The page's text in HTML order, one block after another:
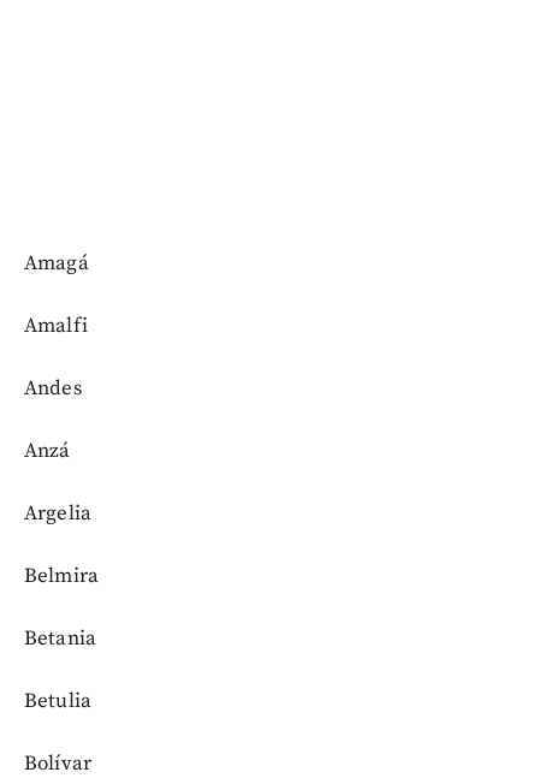
Amagá
Amalfi
Andes
Anzá
Argelia
Belmira
Betania
Betulia
Bolívar